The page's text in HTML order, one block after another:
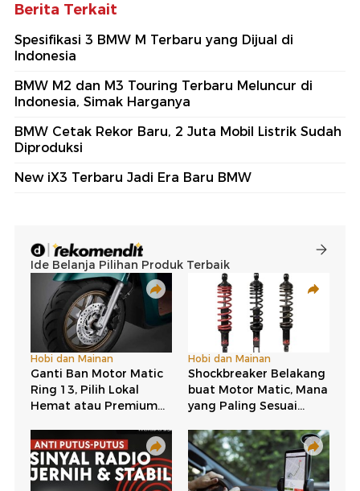
Berita Terkait
Spesifikasi 3 BMW M Terbaru yang Dijual di
Indonesia
BMW M2 dan M3 Touring Terbaru Meluncur di
Indonesia, Simak Harganya
BMW Cetak Rekor Baru, 2 Juta Mobil Listrik Sudah
Diproduksi
New iX3 Terbaru Jadi Era Baru BMW